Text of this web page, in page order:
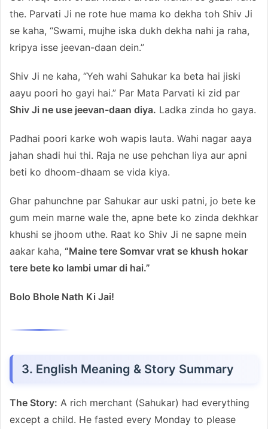
the. Parvati Ji ne rote hue mama ko dekha toh Shiv Ji
se kaha, “Swami, mujhe iska dukh dekha nahi ja raha,
kripya isse jeevan-daan dein.”
Shiv Ji ne kaha, “Yeh wahi Sahukar ka beta hai jiski
aayu poori ho gayi hai.” Par Mata Parvati ki zid par
Shiv Ji ne use jeevan-daan diya. Ladka zinda ho gaya.
Padhai poori karke woh wapis lauta. Wahi nagar aaya
jahan shadi hui thi. Raja ne use pehchan liya aur apni
beti ko dhoom-dhaam se vida kiya.
Ghar pahunchne par Sahukar aur uski patni, jo bete ke
gum mein marne wale the, apne bete ko zinda dekhkar
khushi se jhoom uthe. Raat ko Shiv Ji ne sapne mein
aakar kaha, “Maine tere Somvar vrat se khush hokar
tere bete ko lambi umar di hai.”
Bolo Bhole Nath Ki Jai!
3. English Meaning & Story Summary
The Story: A rich merchant (Sahukar) had everything
except a child. He fasted every Monday to please